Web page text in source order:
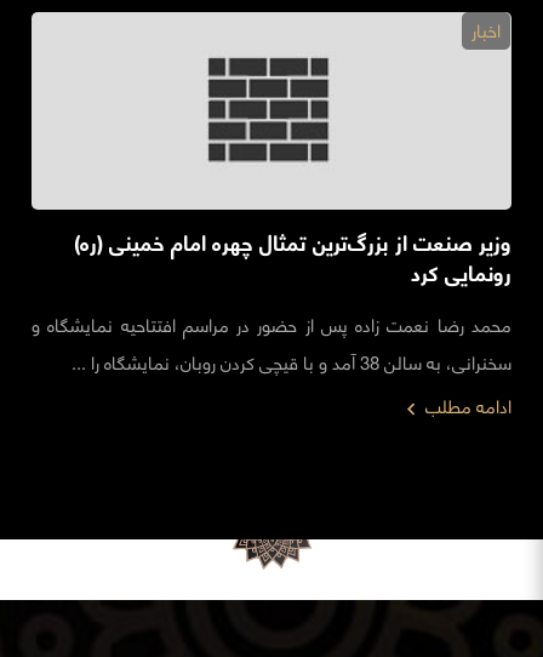
وزیر صنعت از بزرگ‌ترین تمثال چهره امام خمینی (ره)
رونمایی کرد
محمد رضا نعمت زاده پس از حضور در مراسم افتتاحیه نمایشگاه و
سخنرانی، به سالن 38 آمد و با قیچی کردن روبان، نمایشگاه را ...
اخبار
ادامه مطلب